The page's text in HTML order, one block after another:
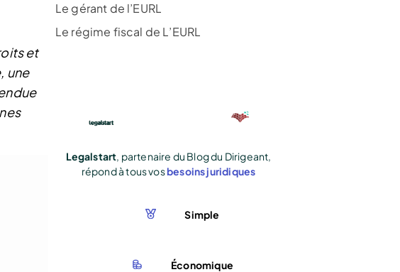
et
une
Le gérant de l’EURL
Le régime fiscal de L’EURL
Legalstart, partenaire du Blog du Dirigeant,
répond à tous vosbesoins juridiques
Simple
Économique